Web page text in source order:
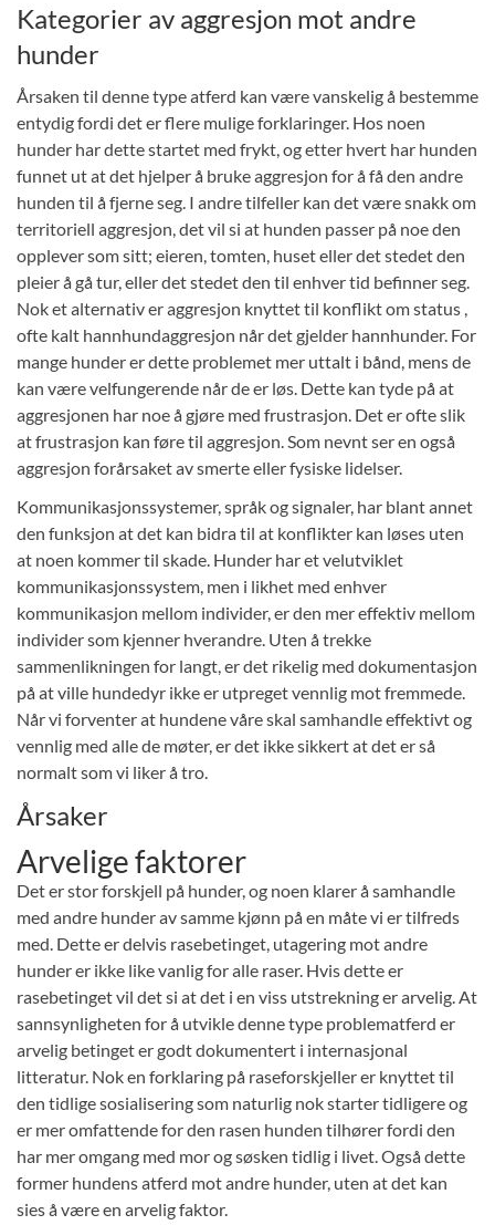
Kategorier av aggresjon mot andre
hunder
Årsaken til denne type atferd kan være vanskelig å bestemme
entydig fordi det er flere mulige forklaringer. Hos noen
hunder har dette startet med frykt, og etter hvert har hunden
funnet ut at det hjelper å bruke aggresjon for å få den andre
hunden til å fjerne seg. I andre tilfeller kan det være snakk om
territoriell aggresjon, det vil si at hunden passer på noe den
opplever som sitt; eieren, tomten, huset eller det stedet den
pleier å gå tur, eller det stedet den til enhver tid befinner seg.
Nok et alternativ er aggresjon knyttet til konflikt om status ,
ofte kalt hannhundaggresjon når det gjelder hannhunder. For
mange hunder er dette problemet mer uttalt i bånd, mens de
kan være velfungerende når de er løs. Dette kan tyde på at
aggresjonen har noe å gjøre med frustrasjon. Det er ofte slik
at frustrasjon kan føre til aggresjon. Som nevnt ser en også
aggresjon forårsaket av smerte eller fysiske lidelser.
Kommunikasjonssystemer, språk og signaler, har blant annet
den funksjon at det kan bidra til at konflikter kan løses uten
at noen kommer til skade. Hunder har et velutviklet
kommunikasjonssystem, men i likhet med enhver
kommunikasjon mellom individer, er den mer effektiv mellom
individer som kjenner hverandre. Uten å trekke
sammenlikningen for langt, er det rikelig med dokumentasjon
på at ville hundedyr ikke er utpreget vennlig mot fremmede.
Når vi forventer at hundene våre skal samhandle effektivt og
vennlig med alle de møter, er det ikke sikkert at det er så
normalt som vi liker å tro.
Årsaker
Arvelige faktorer
Det er stor forskjell på hunder, og noen klarer å samhandle
med andre hunder av samme kjønn på en måte vi er tilfreds
med. Dette er delvis rasebetinget, utagering mot andre
hunder er ikke like vanlig for alle raser. Hvis dette er
rasebetinget vil det si at det i en viss utstrekning er arvelig. At
sannsynligheten for å utvikle denne type problematferd er
arvelig betinget er godt dokumentert i internasjonal
litteratur. Nok en forklaring på raseforskjeller er knyttet til
den tidlige sosialisering som naturlig nok starter tidligere og
er mer omfattende for den rasen hunden tilhører fordi den
har mer omgang med mor og søsken tidlig i livet. Også dette
former hundens atferd mot andre hunder, uten at det kan
sies å være en arvelig faktor.